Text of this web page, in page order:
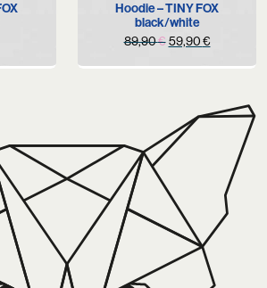
Hoodie – TINY FOX
black/white
89,90€ Original
59,90€Current
59,90 €.